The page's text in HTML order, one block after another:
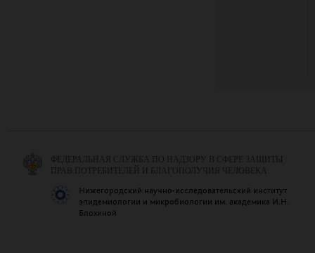
ФЕДЕРАЛЬНАЯ СЛУЖБА ПО НАДЗОРУ В СФЕРЕ ЗАЩИТЫ
ПРАВ ПОТРЕБИТЕЛЕЙ И БЛАГОПОЛУЧИЯ ЧЕЛОВЕКА
Нижегородский научно-исследовательский институт
эпидемиологии и микробиологии им. академика И.Н.
Блохиной